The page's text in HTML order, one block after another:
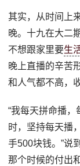
其实，从时间上
晚。十九在大二
不想跟家里要生
晚上直播的辛苦
和人气都不高，
“我每天拼命播
时，坚持每天播
手500块钱。”说
那个时候的付出